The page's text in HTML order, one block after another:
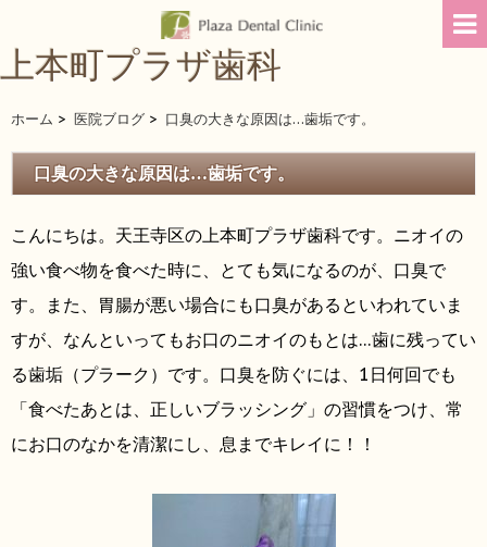
上本町プラザ歯科
ホーム > 医院ブログ > 口臭の大きな原因は…歯垢です。
口臭の大きな原因は…歯垢です。
こんにちは。天王寺区の上本町プラザ歯科です。ニオイの
強い食べ物を食べた時に、とても気になるのが、口臭で
す。また、胃腸が悪い場合にも口臭があるといわれていま
すが、なんといってもお口のニオイのもとは…歯に残ってい
る歯垢（プラーク）です。口臭を防ぐには、1日何回でも
「食べたあとは、正しいブラッシング」の習慣をつけ、常
にお口のなかを清潔にし、息までキレイに！！